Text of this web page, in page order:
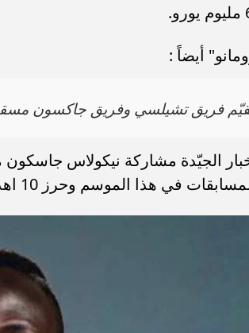
أيضاً :
فريق تشيلسي وفريق جاكسون
في هذا الموسم وحرز 10 اهداف وتقديم 4 تمريرات بشكل حاسم.